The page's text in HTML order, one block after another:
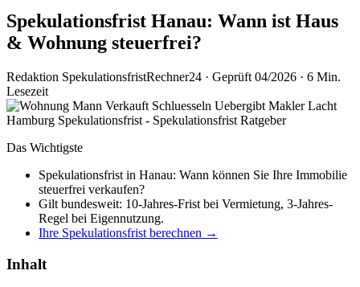
Spekulationsfrist Hanau: Wann ist Haus
& Wohnung steuerfrei?
Redaktion SpekulationsfristRechner24 · Geprüft 04/2026 · 6 Min.
Lesezeit
Das Wichtigste
Spekulationsfrist in Hanau: Wann können Sie Ihre Immobilie
steuerfrei verkaufen?
Gilt bundesweit: 10-Jahres-Frist bei Vermietung, 3-Jahres-
Regel bei Eigennutzung.
Ihre Spekulationsfrist berechnen →
Inhalt